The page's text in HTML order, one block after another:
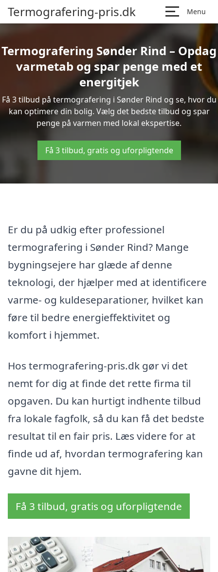
Termografering-pris.dk Menu
Termografering Sønder Rind – Opdag
varmetab og spar penge med et
energitjek
Få 3 tilbud på termografering i Sønder Rind og se, hvor du
kan optimere din bolig. Vælg det bedste tilbud og spar
penge på varmen med lokal ekspertise.
Få 3 tilbud, gratis og uforpligtende
Er du på udkig efter professionel
termografering i Sønder Rind? Mange
bygningsejere har glæde af denne
teknologi, der hjælper med at identificere
varme- og kuldeseparationer, hvilket kan
føre til bedre energieffektivitet og
komfort i hjemmet.
Hos termografering-pris.dk gør vi det
nemt for dig at finde det rette firma til
opgaven. Du kan hurtigt indhente tilbud
fra lokale fagfolk, så du kan få det bedste
resultat til en fair pris. Læs videre for at
finde ud af, hvordan termografering kan
gavne dit hjem.
Få 3 tilbud, gratis og uforpligtende